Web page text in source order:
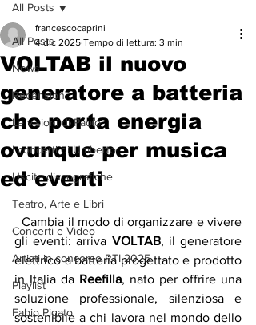
All Posts
News
Recensioni
Le visioni di Paolo
I concerti di Umberto
Uscite discografiche
Teatro, Arte e Libri
Concerti e Video
Artisti in concorso RTI 2025
Playlist
Fabio Pigato
All Posts
VOLTAB il nuovo
generatore a batteria
che porta energia
ovunque per musica
ed eventi
francescocaprini
4 dic 2025 Tempo di lettura: 3 min
Cambia il modo di organizzare e vivere
gli eventi: arriva VOLTAB, il generatore
elettrico a batteria progettato e prodotto
in Italia da Reefilla, nato per offrire una
soluzione professionale, silenziosa e
sostenibile a chi lavora nel mondo dello